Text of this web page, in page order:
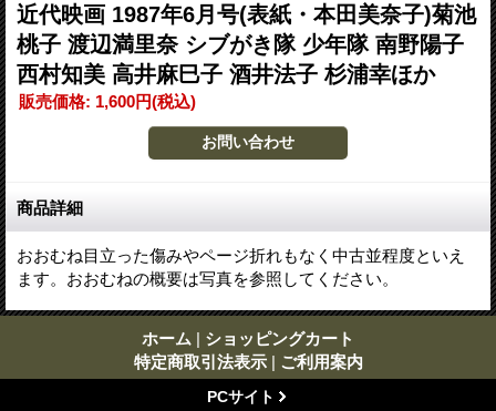
近代映画 1987年6月号(表紙・本田美奈子)菊池
桃子 渡辺満里奈 シブがき隊 少年隊 南野陽子
西村知美 高井麻巳子 酒井法子 杉浦幸ほか
販売価格: 1,600円(税込)
商品詳細
おおむね目立った傷みやページ折れもなく中古並程度といえ
ます。おおむねの概要は写真を参照してください。
ホーム | ショッピングカート
特定商取引法表示 | ご利用案内
PCサイト